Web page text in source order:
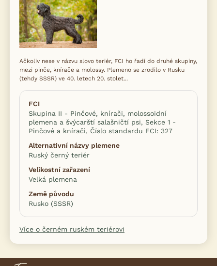
Ačkoliv nese v názvu slovo teriér, FCI ho řadí do druhé skupiny,
mezi pinče, knírače a molossy. Plemeno se zrodilo v Rusku
(tehdy SSSR) ve 40. letech 20. stolet...
FCI
Skupina II - Pinčové, knírači, molossoidní
plemena a švýcarští salašničtí psi, Sekce 1 -
Pinčové a knírači, Číslo standardu FCI: 327
Alternativní názvy plemene
Ruský černý teriér
Velikostní zařazení
Velká plemena
Země původu
Rusko (SSSR)
Více o černém ruském teriérovi